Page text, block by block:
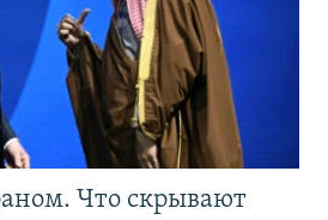
Что скрывают